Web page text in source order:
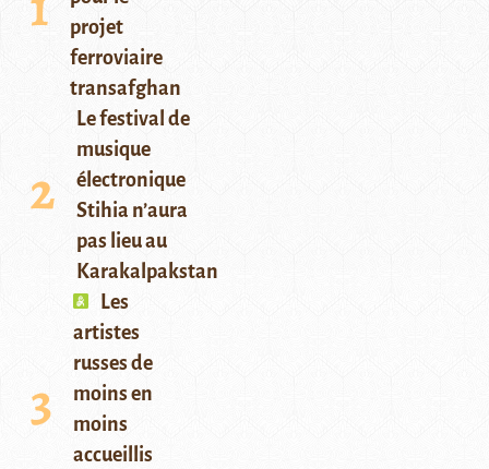
projet
ferroviaire
transafghan
Le festival de
musique
électronique
Stihia n’aura
pas lieu au
Karakalpakstan
Les
artistes
russes de
moins en
moins
accueillis